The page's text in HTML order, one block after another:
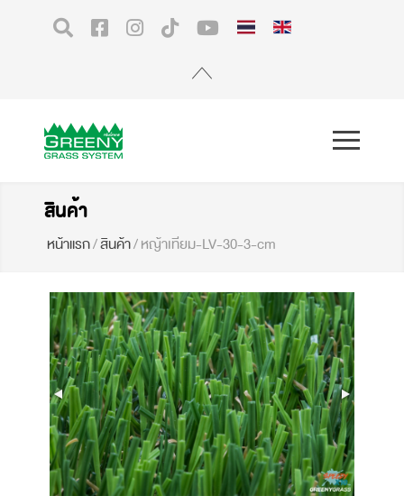
สินค้า
หน้าแรก/สินค้า/หญ้าเทียม-LV-30-3-cm
หญ้าเทียมพรีเมียม รุ่น LV-30 ใบ
ยาว 3 ซม. (ระบายน้ำไว พื้นแห้ง
เร็ว)